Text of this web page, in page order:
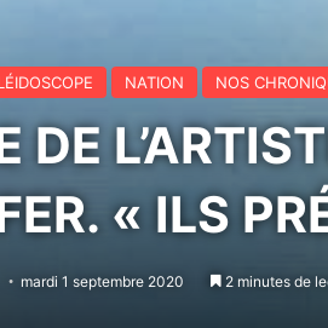
NATION NOS
DE
« ILS
mardi 1 septembre 2020 2 minutes de